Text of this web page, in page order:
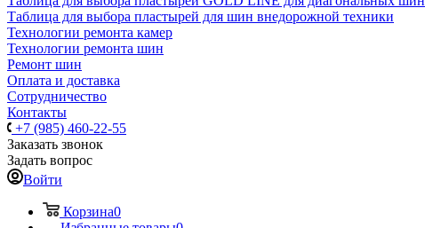
Таблица для выбора пластырей для шин внедорожной техники
Технологии ремонта камер
Технологии ремонта шин
Ремонт шин
Оплата и доставка
Сотрудничество
Контакты
+7 (985) 460-22-55
Заказать звонок
Задать вопрос
Войти
Корзина0